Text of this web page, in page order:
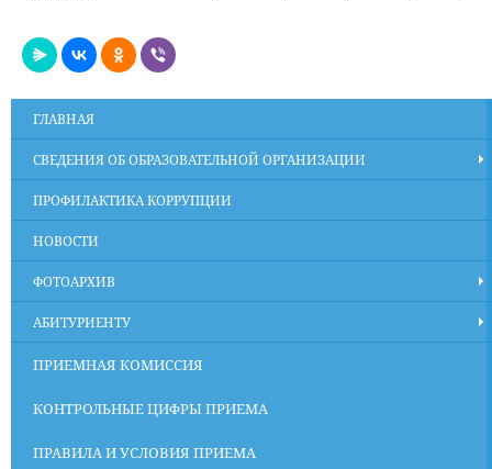
ГЛАВНАЯ
СВЕДЕНИЯ ОБ ОБРАЗОВАТЕЛЬНОЙ ОРГАНИЗАЦИИ
ПРОФИЛАКТИКА КОРРУПЦИИ
НОВОСТИ
ФОТОАРХИВ
АБИТУРИЕНТУ
ПРИЕМНАЯ КОМИССИЯ
КОНТРОЛЬНЫЕ ЦИФРЫ ПРИЕМА
ПРАВИЛА И УСЛОВИЯ ПРИЕМА